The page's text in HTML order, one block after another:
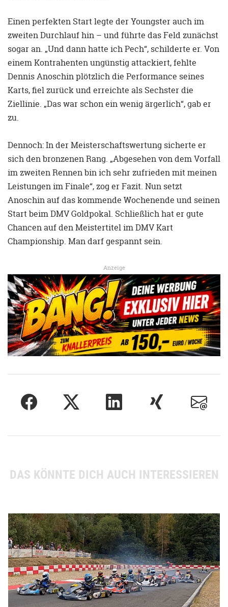
Einen perfekten Start legte der Youngster auch im
zweiten Durchlauf hin – und führte das Feld zunächst
sogar an. „Und dann hatte ich Pech“, schilderte er. Von
einem Kontrahenten ungünstig attackiert, fehlte
Dennis Anoschin plötzlich die Performance seines
Karts, fiel zurück und erreichte als Sechster die
Ziellinie. „Das war schon ein wenig ärgerlich“, gab er
zu.
Dennoch: In der Meisterschaftswertung sicherte er
sich den bronzenen Rang. „Abgesehen von dem Vorfall
im zweiten Rennen bin ich sehr zufrieden mit meinen
Leistungen im Finale“, zog er Fazit. Nun setzt
Anoschin auf das kommende Wochenende und seinen
Start beim DMV Goldpokal. Schließlich hat er gute
Chancen auf den Meistertitel im DMV Kart
Championship. Man darf gespannt sein.
Anzeige
DAS KÖNNTE DICH AUCH INTERESSIEREN